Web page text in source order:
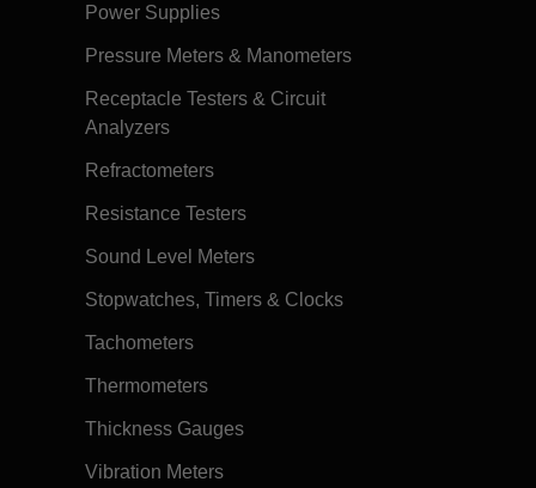
Power Supplies
Pressure Meters & Manometers
Receptacle Testers & Circuit
Analyzers
Refractometers
Resistance Testers
Sound Level Meters
Stopwatches, Timers & Clocks
Tachometers
Thermometers
Thickness Gauges
Vibration Meters